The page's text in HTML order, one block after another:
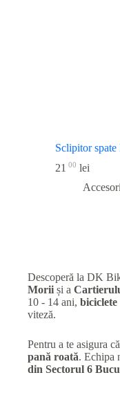
Sclipitor
21 00 lei
Descoperă la DK
Morii și a
10 - 14 ani,
viteză.
Pentru a te asigura
pană roată. Echipa
din Sectorul 6